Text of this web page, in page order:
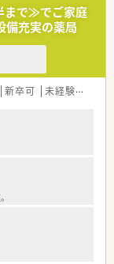
850万円という高い
まで≫でご家庭
備充実の薬局
新卒可 未経験可